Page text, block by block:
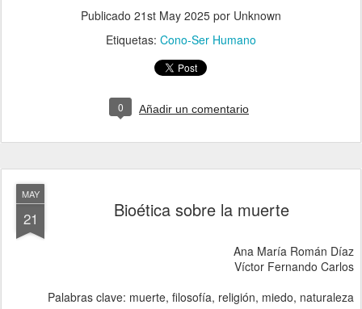
Publicado 21st May 2025 por Unknown
Etiquetas: Cono-Ser Humano
0 Añadir un comentario
MAY
21 Bioética sobre la muerte
Ana María Román Díaz
Víctor Fernando Carlos
Palabras clave: muerte, filosofía, religión, miedo, naturaleza